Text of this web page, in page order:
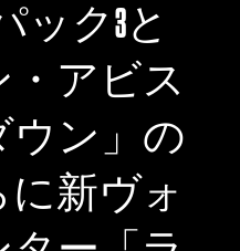
ック3と
・アビス
ウン」の
新ヴォ